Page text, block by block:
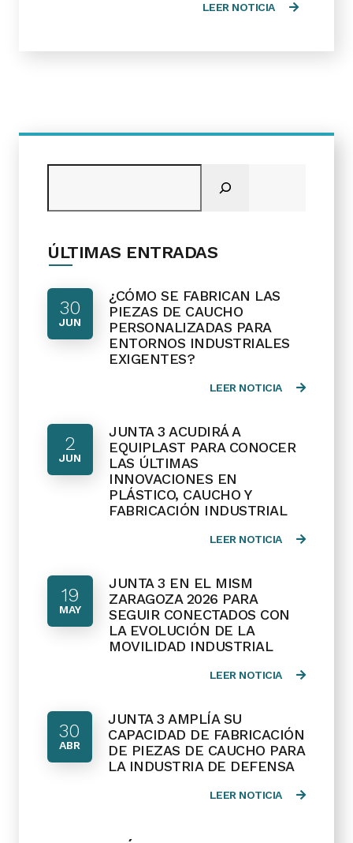
LEER NOTICIA
ÚLTIMAS ENTRADAS
30
JUN
¿CÓMO SE FABRICAN LAS
PIEZAS DE CAUCHO
PERSONALIZADAS PARA
ENTORNOS INDUSTRIALES
EXIGENTES?
LEER NOTICIA
2
JUN
JUNTA 3 ACUDIRÁ A
EQUIPLAST PARA CONOCER
LAS ÚLTIMAS
INNOVACIONES EN
PLÁSTICO, CAUCHO Y
FABRICACIÓN INDUSTRIAL
LEER NOTICIA
19
MAY
JUNTA 3 EN EL MISM
ZARAGOZA 2026 PARA
SEGUIR CONECTADOS CON
LA EVOLUCIÓN DE LA
MOVILIDAD INDUSTRIAL
LEER NOTICIA
30
ABR
JUNTA 3 AMPLÍA SU
CAPACIDAD DE FABRICACIÓN
DE PIEZAS DE CAUCHO PARA
LA INDUSTRIA DE DEFENSA
LEER NOTICIA